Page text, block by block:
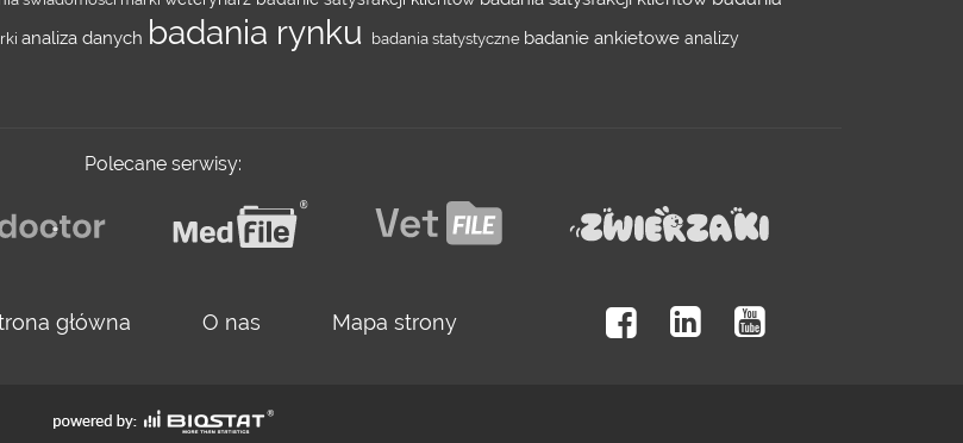
analiza danych badania rynku badania statystyczne badanie ankietowe analizy
Polecane serwisy:
główna O nas Mapa strony